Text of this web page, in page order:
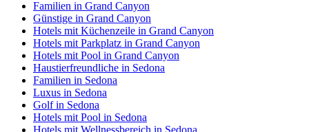
Familien in Grand Canyon
Günstige in Grand Canyon
Hotels mit Küchenzeile in Grand Canyon
Hotels mit Parkplatz in Grand Canyon
Hotels mit Pool in Grand Canyon
Haustierfreundliche in Sedona
Familien in Sedona
Luxus in Sedona
Golf in Sedona
Hotels mit Pool in Sedona
Hotels mit Wellnessbereich in Sedona